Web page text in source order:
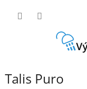
Talis Puro